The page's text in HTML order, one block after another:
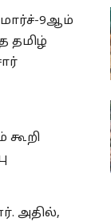
9ஆம்
தமிழ்
அதில்,